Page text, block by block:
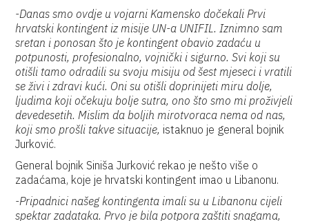
-Danas smo ovdje u vojarni Kamensko dočekali Prvi
hrvatski kontingent iz misije UN-a UNIFIL. Iznimno sam
sretan i ponosan što je kontingent obavio zadaću u
potpunosti, profesionalno, vojnički i sigurno. Svi koji su
otišli tamo odradili su svoju misiju od šest mjeseci i vratili
se živi i zdravi kući. Oni su otišli doprinijeti miru dolje,
ljudima koji očekuju bolje sutra, ono što smo mi proživjeli
devedesetih. Mislim da boljih mirotvoraca nema od nas,
koji smo prošli takve situacije, istaknuo je general bojnik
Jurković.
General bojnik Siniša Jurković rekao je nešto više o
zadaćama, koje je hrvatski kontingent imao u Libanonu.
-Pripadnici našeg kontingenta imali su u Libanonu cijeli
spektar zadataka. Prvo je bila potpora zaštiti snagama,